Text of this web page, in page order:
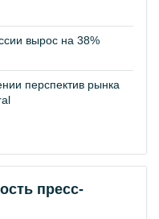
вырос на 38%
перспектив рынка
пресс-